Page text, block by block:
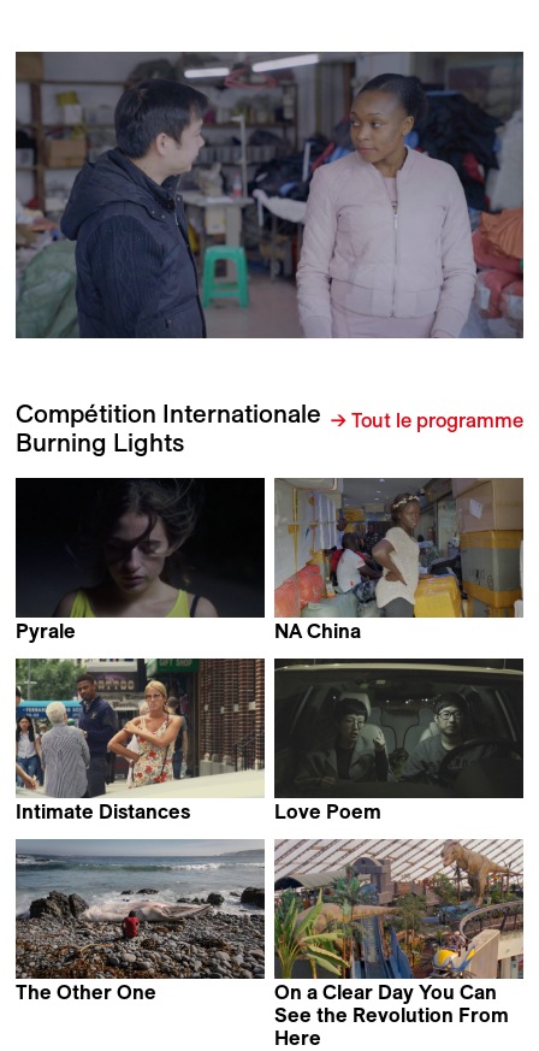
Compétition Internationale
Burning Lights
→ Tout le programme
Pyrale
NA China
Intimate Distances
Love Poem
The Other One
On a Clear Day You Can
See the Revolution From
Here